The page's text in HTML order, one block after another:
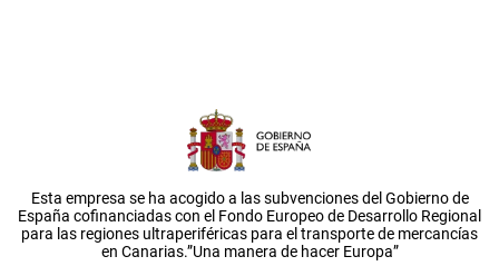
Esta empresa se ha acogido a las subvenciones del Gobierno de
España cofinanciadas con el Fondo Europeo de Desarrollo Regional
para las regiones ultraperiféricas para el transporte de mercancías
en Canarias.”Una manera de hacer Europa”